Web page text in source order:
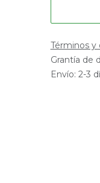
Términos y
Grantía de
Envío: 2-3